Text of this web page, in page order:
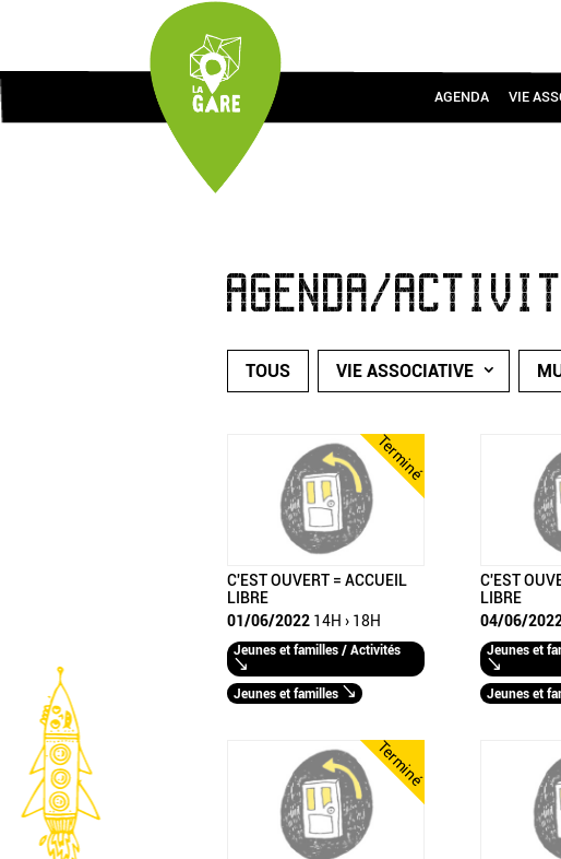
AGENDA VIE
AGENDA/
TOUS VIE ASSOCIATIVE
Terminé
C'EST OUVERT = ACCUEIL
LIBRE
01/06/2022 14H › 18H
Jeunes et familles / Activités
Jeunes et familles
C'EST
LIBRE
04/06/
Jeunes et
Jeunes et
Terminé